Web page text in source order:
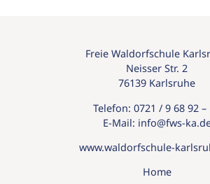
Freie Waldorfschule
Neisser Str. 2
76139 Karlsruhe
Telefon: 0721 / 9 68 92 –
E-Mail: info@fws-ka.
www.waldorfschule-
Home